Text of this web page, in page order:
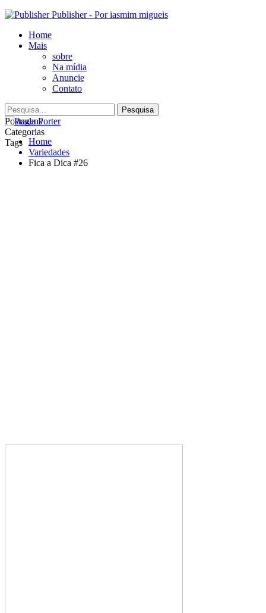
Publisher - Por iasmim migueis
Home
Mais
sobre
Na mídia
Anuncie
Contato
Postagens
Categorias
Tags Home
Variedades
Fica a Dica #26